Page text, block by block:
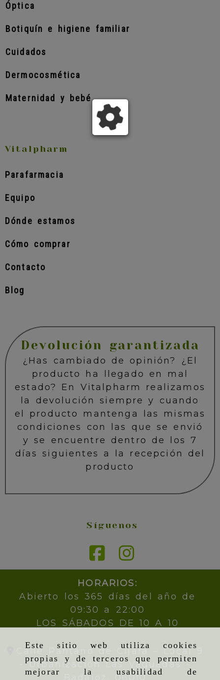
Este sitio web utiliza cookies
propias y de terceros que permiten
mejorar la usabilidad de
Óptica
Botiquín e higiene familiar
Cuidados
Dermocosmética
Maternidad y bebé
Vitalpharm
Parafarmacia
Equipo
Dónde estamos
Cómo comprar
Contacto
Blog
Devolución garantizada
¿Has cambiado de opinión? ¿El
producto ha llegado en mal
estado? En Vitalpharm realizamos
la devolución siempre y cuando
el producto mantenga las mismas
condiciones con las que se envió
y se encuentre dentro de los 7
días siguientes a la recepción del
producto
Síguenos
HORARIOS:
Abierto los 365 días del año de
09:30 a 22:00
LOS SÁBADOS DE 10 A 10
Calle Pantano de Cijara – Local 9
- Urbanización Las Vaguadas -
Badajoz,
06010